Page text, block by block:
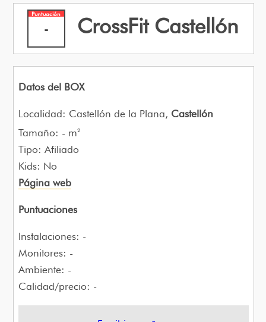
Puntuación
- CrossFit Castellón
Datos del BOX
Localidad: Castellón de la Plana, Castellón
Tamaño: - m2
Tipo: Afiliado
Kids: No
Página web
Puntuaciones
Instalaciones: -
Monitores: -
Ambiente: -
Calidad/precio: -